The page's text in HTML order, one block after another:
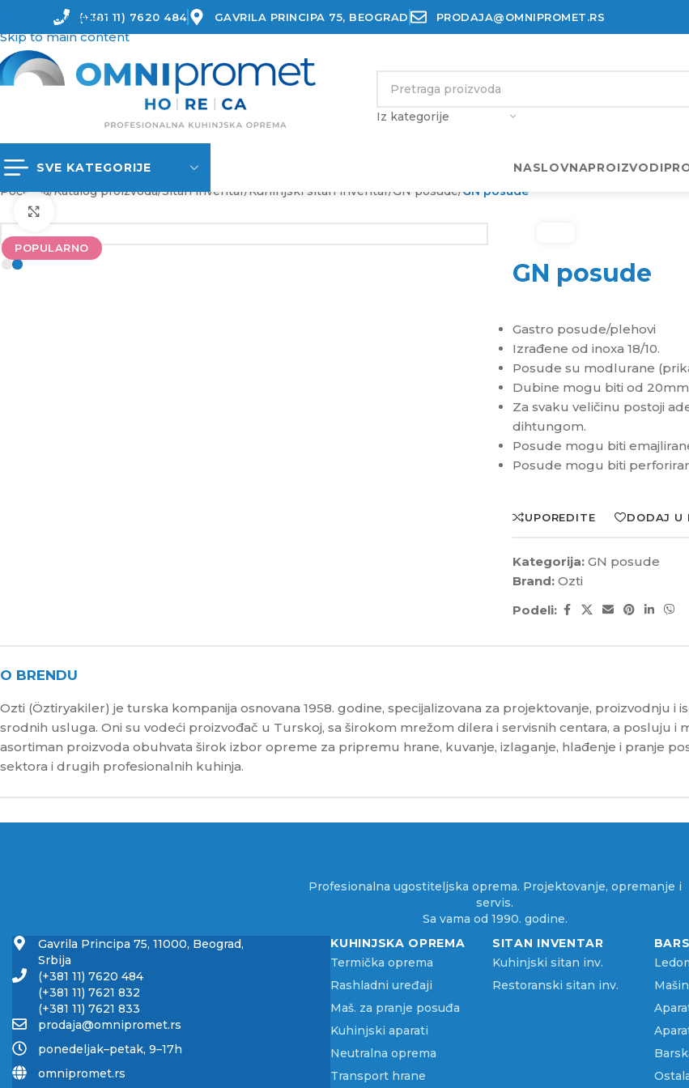
Skip to navigation
Skip to main content
(+381 11) 7620 484 GAVRILA PRINCIPA 75, BEOGRAD PRODAJA@OMNIPROMET.RS
Iz kategorije
SVE KATEGORIJE NASLOVNAPROIZVODI
Početna/Katalog proizvoda/Sitan inventar/Kuhinjski sitan inventar/GN posude/GN posude
POPULARNO
GN posude
Gastro posude/plehovi
Izrađene od inoxa 18/10.
Posude su modlurane
Dubine mogu biti od
Za svaku veličinu postoji
dihtungom.
Posude mogu biti
Posude mogu biti
UPOREDITE DODAJ U
Kategorija: GN posude
Brand:Ozti
Podeli:
O BRENDU
Ozti (Öztiryakiler) je turska kompanija osnovana 1958. godine, specijalizovana za projektovanje, proizvodnju
srodnih usluga. Oni su vodeći proizvođač u Turskoj, sa širokom mrežom dilera i servisnih centara, a posluju i
asortiman proizvoda obuhvata širok izbor opreme za pripremu hrane, kuvanje, izlaganje, hlađenje i pranje
sektora i drugih profesionalnih kuhinja.
Profesionalna ugostiteljska oprema. Projektovanje, opremanje i
servis.
Sa vama od 1990. godine.
Gavrila Principa 75, 11000, Beograd,
Srbija
(+381 11) 7620 484
(+381 11) 7621 832
(+381 11) 7621 833
prodaja@omnipromet.rs
ponedeljak–petak, 9–17h
omnipromet.rs
KUHINJSKA OPREMA
Termička oprema
Rashladni uređaji
Maš. za pranje posuđa
Kuhinjski aparati
Neutralna oprema
Transport hrane
SITAN INVENTAR
Kuhinjski sitan inv.
Restoranski sitan inv.